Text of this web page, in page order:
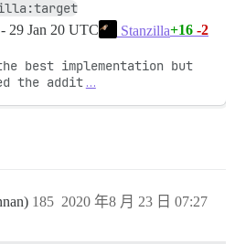
29 Jan 20 UTC Stanzilla+16 -2
best implementation but
the addit …
2020 年8 月 23 日 07:27
185